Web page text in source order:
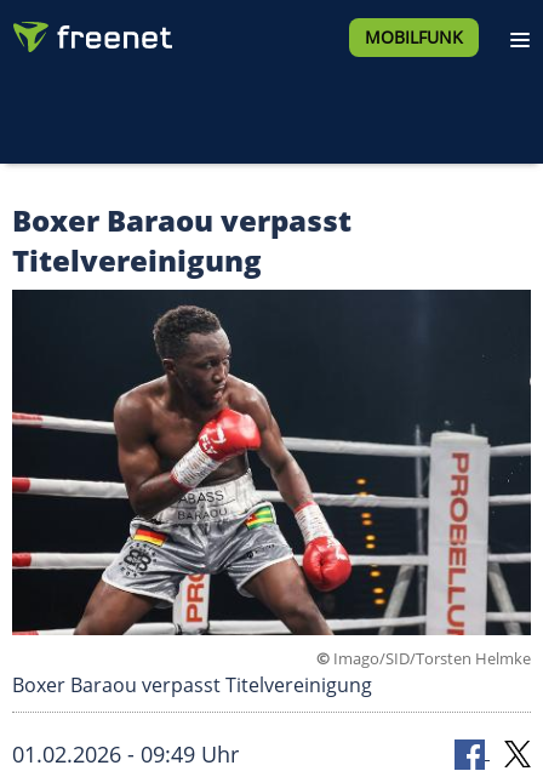
MOBILFUNK
Boxer Baraou verpasst
Titelvereinigung
© Imago/SID/Torsten Helmke
Boxer Baraou verpasst Titelvereinigung
01.02.2026 - 09:49 Uhr